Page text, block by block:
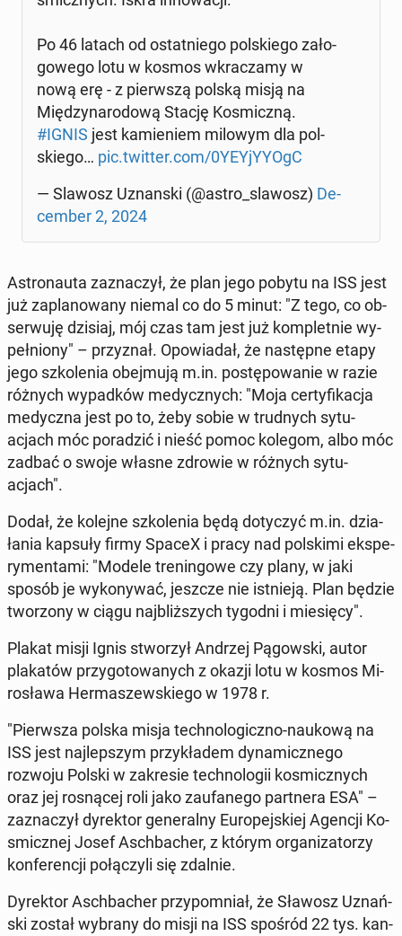
Po 46 latach od ostat­nie­go pol­skie­go za­ło­
go­we­go lotu w kosmos wkra­cza­my w
nową erę - z pierw­szą polską misją na
Mię­dzy­na­ro­do­wą Stację Ko­smicz­ną.
#IGNIS jest ka­mie­niem milowym dla pol­
skie­go… pic.twitter.com/0YEY­jY­Y­OgC
— Slawosz Uznan­ski (@astro_slawosz) De­
cem­ber 2, 2024
Astro­nau­ta za­zna­czył, że plan jego pobytu na ISS jest
już za­pla­no­wa­ny niemal co do 5 minut: "Z tego, co ob­
ser­wu­ję dzisiaj, mój czas tam jest już kom­plet­nie wy­
peł­nio­ny" – przy­znał. Opo­wia­dał, że na­stęp­ne etapy
jego szko­le­nia obej­mu­ją m.in. po­stę­po­wa­nie w razie
różnych wy­pad­ków me­dycz­nych: "Moja cer­ty­fi­ka­cja
me­dycz­na jest po to, żeby sobie w trud­nych sy­tu­
acjach móc po­ra­dzić i nieść pomoc kolegom, albo móc
zadbać o swoje własne zdrowie w różnych sy­tu­
acjach".
Dodał, że kolejne szko­le­nia będą do­ty­czyć m.in. dzia­
ła­nia kapsuły firmy SpaceX i pracy nad pol­ski­mi eks­pe­
ry­men­ta­mi: "Modele tre­nin­go­we czy plany, w jaki
sposób je wy­ko­ny­wać, jeszcze nie ist­nie­ją. Plan będzie
two­rzo­ny w ciągu naj­bliż­szych tygodni i mie­się­cy".
Plakat misji Ignis stwo­rzył Andrzej Pą­gow­ski, autor
pla­ka­tów przy­go­to­wa­nych z okazji lotu w kosmos Mi­
ro­sła­wa Her­ma­szew­skie­go w 1978 r.
"Pierw­sza polska misja tech­no­lo­gicz­no-naukową na
ISS jest naj­lep­szym przy­kła­dem dy­na­micz­ne­go
rozwoju Polski w za­kre­sie tech­no­lo­gii ko­smicz­nych
oraz jej ro­sną­cej roli jako za­ufa­ne­go part­ne­ra ESA" –
za­zna­czył dy­rek­tor ge­ne­ral­ny Eu­ro­pej­skiej Agencji Ko­
smicz­nej Josef Asch­ba­cher, z którym or­ga­ni­za­to­rzy
kon­fe­ren­cji po­łą­czy­li się zdalnie.
Dy­rek­tor Asch­ba­cher przy­po­mniał, że Sławosz Uznań­
ski został wybrany do misji na ISS spośród 22 tys. kan­